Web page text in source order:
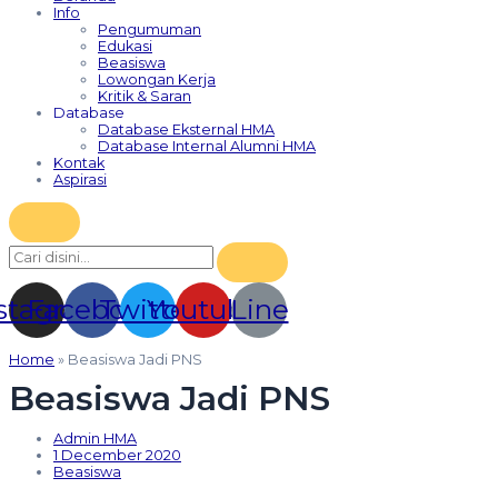
Info
Pengumuman
Edukasi
Beasiswa
Lowongan Kerja
Kritik & Saran
Database
Database Eksternal HMA
Database Internal Alumni HMA
Kontak
Aspirasi
Facebook
TwitterYoutubeLine
Home » Beasiswa Jadi PNS
Beasiswa Jadi PNS
Admin HMA
1 December 2020
Beasiswa